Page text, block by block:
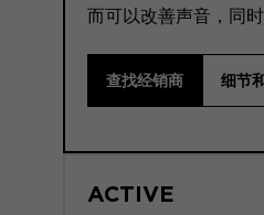
而可以改善声音，同
查找经销商 细节
ACTIVE